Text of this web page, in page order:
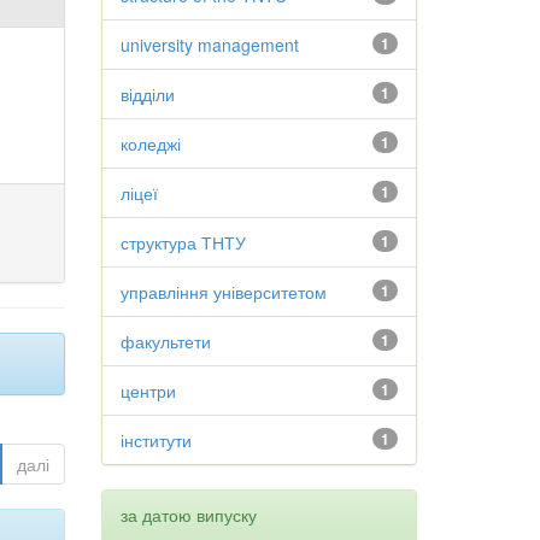
далі
1
university management
1
відділи
1
коледжі
1
ліцеї
1
структура ТНТУ
1
управління університетом
1
факультети
1
центри
1
інститути
за датою випуску